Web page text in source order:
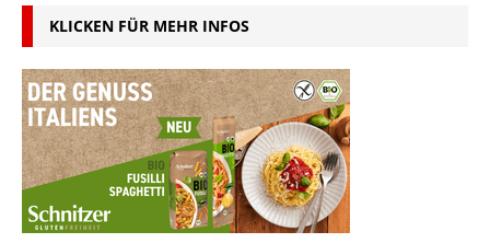
KLICKEN FÜR MEHR INFOS